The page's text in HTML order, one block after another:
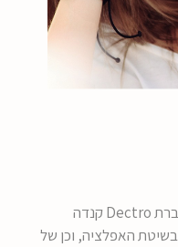
פלטינום משמשת כנציגה בלעדית של חברת Dectro קנדה
האפלציה, וכן של